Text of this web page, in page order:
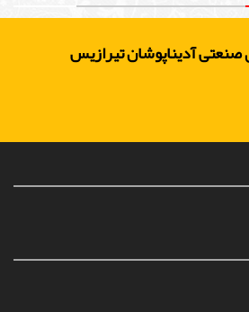
آدیناپوشان تیرازیس